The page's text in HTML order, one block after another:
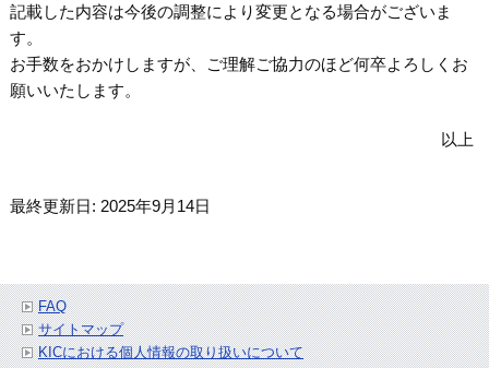
記載した内容は今後の調整により変更となる場合がございま
す。
お手数をおかけしますが、ご理解ご協力のほど何卒よろしくお
願いいたします。
以上
最終更新日: 2025年9月14日
FAQ
サイトマップ
KICにおける個人情報の取り扱いについて